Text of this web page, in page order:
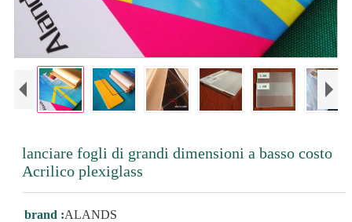
lanciare fogli di grandi dimensioni a basso costo
Acrilico plexiglass
brand :ALANDS